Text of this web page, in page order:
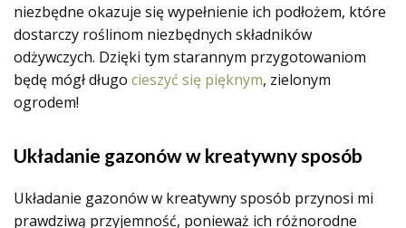
niezbędne okazuje się wypełnienie ich podłożem, które
dostarczy roślinom niezbędnych składników
odżywczych. Dzięki tym starannym przygotowaniom
będę mógł długo cieszyć się pięknym, zielonym
ogrodem!
Układanie gazonów w kreatywny sposób
Układanie gazonów w kreatywny sposób przynosi mi
prawdziwą przyjemność, ponieważ ich różnorodne